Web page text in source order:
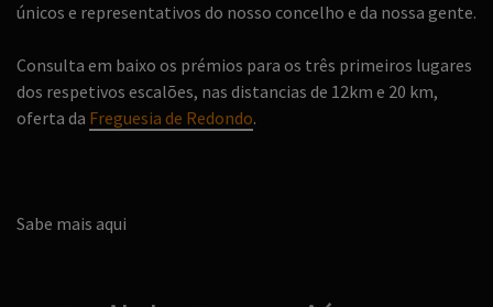
únicos e representativos do nosso concelho e da nossa gente.
Consulta em baixo os prémios para os três primeiros lugares
dos respetivos escalões, nas distancias de 12km e 20 km,
oferta da Freguesia de Redondo.
Sabe mais aqui